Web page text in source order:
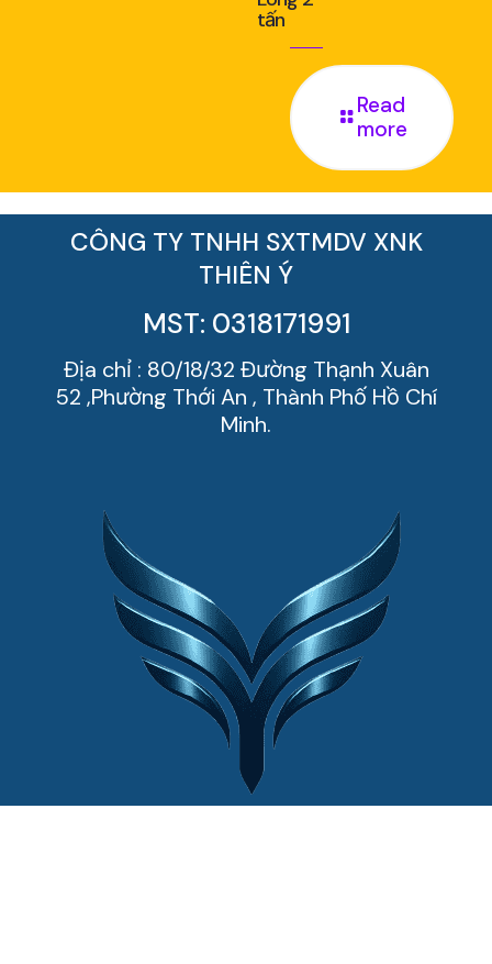
tấn
Read
more
CÔNG TY TNHH SXTMDV XNK
THIÊN Ý
MST: 0318171991
Địa chỉ : 80/18/32 Đường Thạnh Xuân
52 ,Phường Thới An , Thành Phố Hồ Chí
Minh.